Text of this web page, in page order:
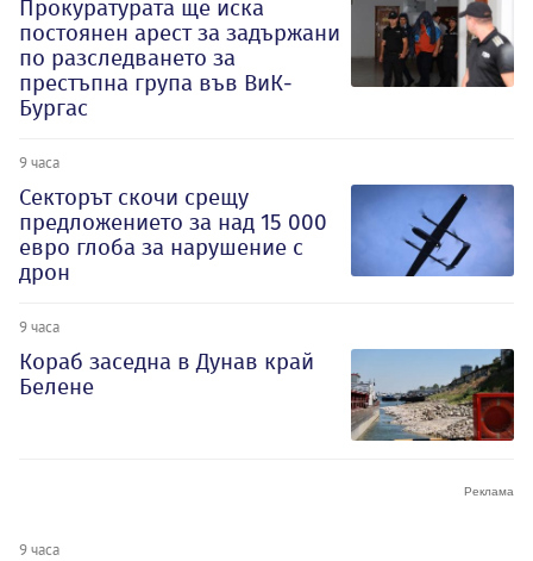
Прокуратурата ще иска
постоянен арест за задържани
по разследването за
престъпна група във ВиК-
Бургас
9 часа
Секторът скочи срещу
предложението за над 15 000
евро глоба за нарушение с
дрон
9 часа
Кораб заседна в Дунав край
Белене
9 часа